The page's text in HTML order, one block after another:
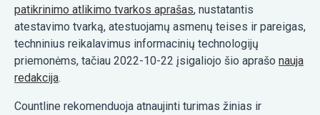
patikrinimo atlikimo tvarkos aprašas, nustatantis
atestavimo tvarką, atestuojamų asmenų teises ir pareigas,
techninius reikalavimus informacinių technologijų
priemonėms, tačiau 2022-10-22 įsigaliojo šio aprašo nauja
redakcija.
Countline rekomenduoja atnaujinti turimas žinias ir